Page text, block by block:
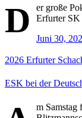
D
er große
Erfurter SK
Juni 30,
2026 Erfurter
ESK bei der
m Samstag